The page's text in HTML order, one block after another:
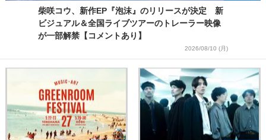
柴咲コウ、新作EP『泡沫』のリリースが決定 新
ビジュアル＆全国ライブツアーのトレーラー映像
が一部解禁【コメントあり】
2026/08/10 (月)